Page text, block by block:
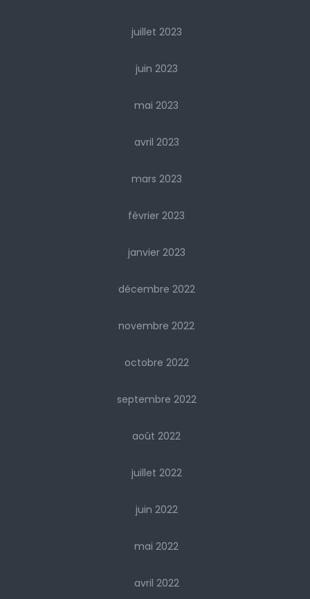
juillet 2023
juin 2023
mai 2023
avril 2023
mars 2023
février 2023
janvier 2023
décembre 2022
novembre 2022
octobre 2022
septembre 2022
août 2022
juillet 2022
juin 2022
mai 2022
avril 2022